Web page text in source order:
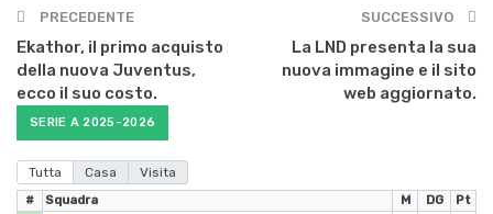
PRECEDENTE
Ekathor, il primo acquisto
della nuova Juventus,
ecco il suo costo.
SUCCESSIVO
La LND presenta la sua
nuova immagine e il sito
web aggiornato.
SERIE A 2025-2026
Tutta Casa Visita
# Squadra M DG Pt